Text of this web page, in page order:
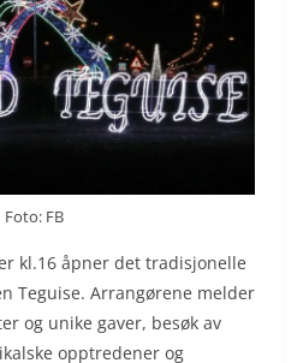
Foto: FB
kl.16 åpner det tradisjonelle
Teguise. Arrangørene melder
og unike gaver, besøk av
opptredener og